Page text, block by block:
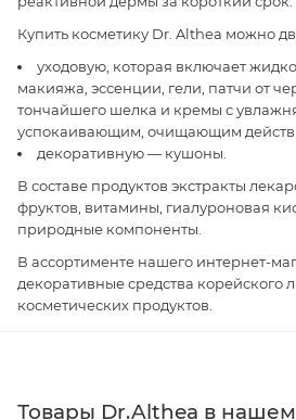
Купить косметику Dr. Althea можно
уходовую, которая включает
макияжа, эссенции, гели, патчи от
тончайшего шелка и кремы с
успокаивающим, очищающим
декоративную — кушоны.
В составе продуктов экстракты
фруктов, витамины, гиалуроновая
природные компоненты.
В ассортименте нашего интернет-
декоративные средства корейского
косметических продуктов.
Товары Dr.Althea в